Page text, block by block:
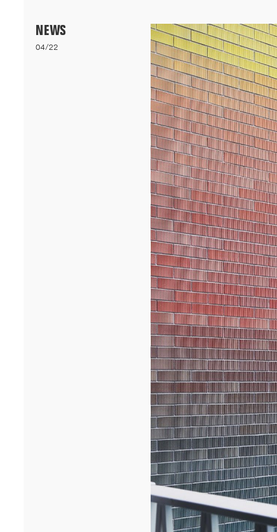
Nos logements bioclimatiques pour les étudiants de l'Université
Cheikh Anta Diop de Dakar remportent le prixA+AWARDS 2026
INAUGURATION DES BUREAUX PASTEUR
Ce 15 décembre, les bureaux du 90 Bd Pasteur à Paris ont été
NEWS
04/22